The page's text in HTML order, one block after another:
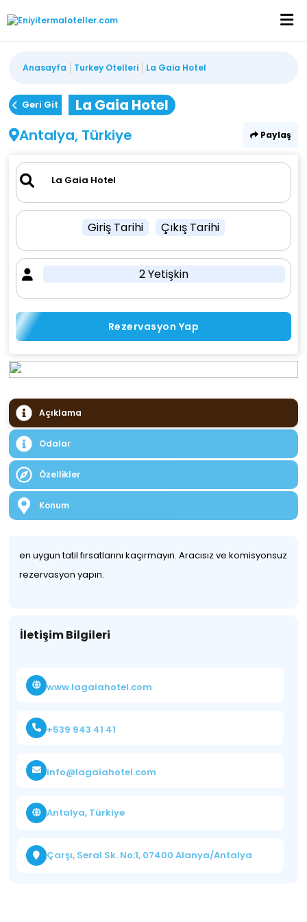
Anasayfa Turkey Otelleri La Gaia Hotel
Geri Git
La Gaia Hotel
Antalya, Türkiye
Paylaş
Giriş Tarihi Çıkış Tarihi
2 Yetişkin
Rezervasyon Yap
Açıklama
Odalar
Özellikler
Konum
en uygun tatil fırsatlarını kaçırmayın. Aracısız ve komisyonsuz
rezervasyon yapın.
İletişim Bilgileri
www.lagaiahotel.com
+539 943 41 41
info@lagaiahotel.com
Antalya, Türkiye
Çarşı, Seral Sk. No:1, 07400 Alanya/Antalya